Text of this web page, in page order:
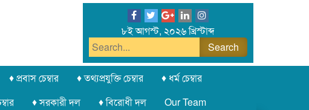
৮ই আগস্ট, ২০২৬ খ্রিস্টাব্দ
♦ প্রবাস চেম্বার ♦ তথ্যপ্রযুক্তি চেম্বার
♦ ধর্ম চেম্বার
♦ সরকারী দল ♦ বিরোধী দল
Our Team